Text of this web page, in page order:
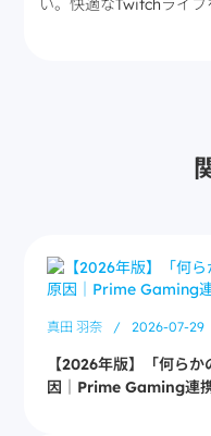
い。快適なTwitchライフ
真田 羽奈 / 2026-07-29
【2026年版】「何ら
因｜Prime Gaming連